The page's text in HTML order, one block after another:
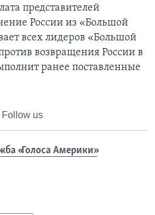
представителей
России из «Большой
всех лидеров «Большой
возвращения России в
ранее поставленные
Follow us
«Голоса Америки»